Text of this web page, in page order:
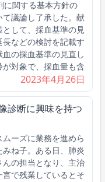
に関する基本方針の
て議論し了承した。献
して、採血基準の見
などの検討を記載す
の採血基準の見直し
対象で、採血量も含
2023年4月26日
診断に興味を持つ
ーズに業務を進めら
ね子。ある日、肺炎
の担当となり、主治
で残業しているとそ